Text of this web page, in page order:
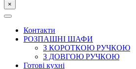
×
Контакти
РОЗПАШНІ ШАФИ
З КОРОТКОЮ РУЧКОЮ
З ДОВГОЮ РУЧКОЮ
Готові кухні